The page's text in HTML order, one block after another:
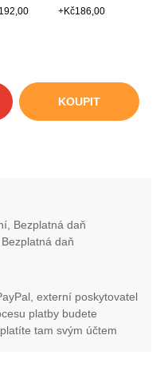
+Kč186,00
KOUPIT
Bezplatná daň
daň
externí poskytovatel
platby budete
tam svým účtem